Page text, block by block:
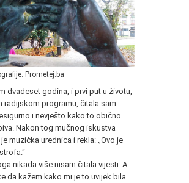
Prometej.ba
dvadeset godina, i prvi put u životu,
radijskom programu, čitala sam
i nevješto kako to obično
Nakon tog mučnog iskustva
muzička urednica i rekla: „Ovo je
nikada više nisam čitala vijesti. A
da kažem kako mi je to uvijek bila